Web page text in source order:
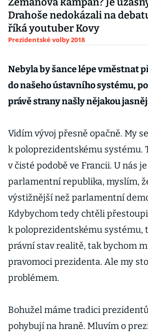
Drahoše nedokázali na
říká youtuber Kovy
Prezidentské volby 2018
Nebyla by šance lépe vměstnat
do našeho ústavního systému,
právě strany našly nějakou
Vidím vývoj přesně opačně. My
k poloprezidentskému systému.
v čisté podobě ve Francii. U nás
parlamentní republika, myslím,
výstižnější než parlamentní
Kdybychom tedy chtěli
k poloprezidentskému systému,
právní stav realitě, tak bychom
pravomoci prezidenta. Ale my
problémem.
Bohužel máme tradici
pohybují na hraně. Mluvím o